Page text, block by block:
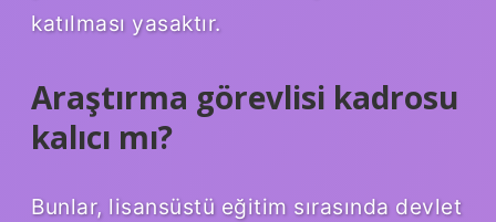
katılması yasaktır.
Araştırma görevlisi kadrosu
kalıcı mı?
Bunlar, lisansüstü eğitim sırasında devlet